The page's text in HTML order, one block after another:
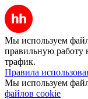
Мы используем
правильную работу
трафик.
Правила
Мы используем
файлов cookie